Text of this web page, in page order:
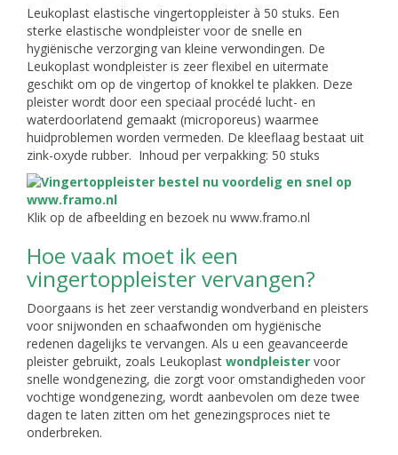
Leukoplast elastische vingertoppleister à 50 stuks. Een
sterke elastische wondpleister voor de snelle en
hygiënische verzorging van kleine verwondingen. De
Leukoplast wondpleister is zeer flexibel en uitermate
geschikt om op de vingertop of knokkel te plakken. Deze
pleister wordt door een speciaal procédé lucht- en
waterdoorlatend gemaakt (microporeus) waarmee
huidproblemen worden vermeden. De kleeflaag bestaat uit
zink-oxyde rubber. Inhoud per verpakking: 50 stuks
Klik op de afbeelding en bezoek nu www.framo.nl
Hoe vaak moet ik een
vingertoppleister vervangen?
Doorgaans is het zeer verstandig wondverband en pleisters
voor snijwonden en schaafwonden om hygiënische
redenen dagelijks te vervangen. Als u een geavanceerde
pleister gebruikt, zoals Leukoplast wondpleister voor
snelle wondgenezing, die zorgt voor omstandigheden voor
vochtige wondgenezing, wordt aanbevolen om deze twee
dagen te laten zitten om het genezingsproces niet te
onderbreken.